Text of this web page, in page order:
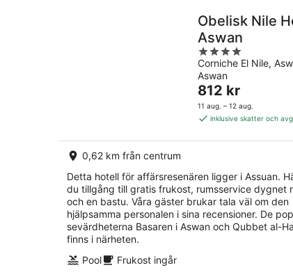
Obelisk Nile
Aswan
4
out
of
5
Corniche El Nile,
Aswan
Priset
är
812 kr
natt
812 kr
11 aug. – 12 aug.
inklusive skatter och
0,62 km från centrum
Detta hotell för affärsresenären ligger i Assuan.
du tillgång till gratis frukost, rumsservice dygnet
och en bastu. Våra gäster brukar tala väl om den
hjälpsamma personalen i sina recensioner. De
sevärdheterna Basaren i Aswan och Qubbet al-
finns i närheten.
Pool
Frukost ingår